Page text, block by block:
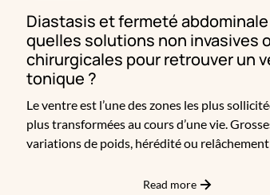
Diastasis et fermeté
quelles solutions non invasives
chirurgicales pour retrouver un
tonique ?
Le ventre est l’une des zones les plus
plus transformées au cours d’une vie.
variations de poids, hérédité ou relâchement
accompagnée d’un diastasis des grands
Read more